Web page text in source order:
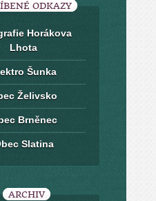
ODKAZY
Horákova
Lhota
Šunka
Želivsko
Brněnec
Slatina
ARCHIV